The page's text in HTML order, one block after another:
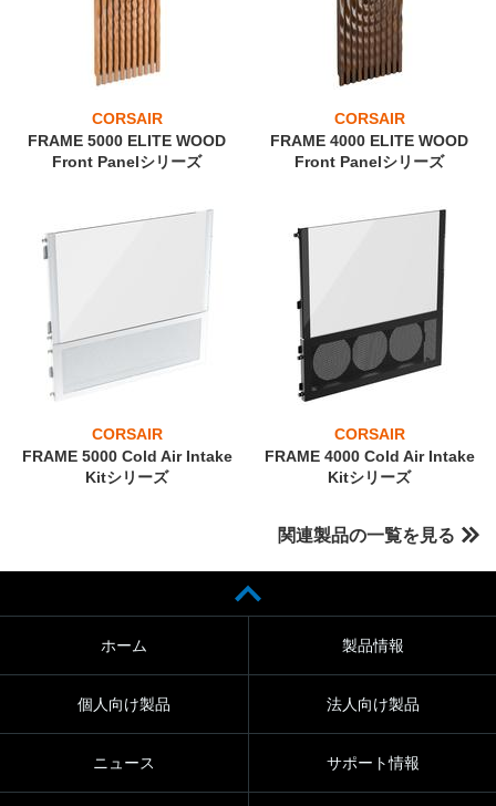
CORSAIR
FRAME 5000 ELITE WOOD
Front Panelシリーズ
CORSAIR
FRAME 4000 ELITE WOOD
Front Panelシリーズ
CORSAIR
FRAME 5000 Cold Air Intake
Kitシリーズ
CORSAIR
FRAME 4000 Cold Air Intake
Kitシリーズ
関連製品の一覧を見る
ホーム 製品情報
個人向け製品 法人向け製品
ニュース サポート情報